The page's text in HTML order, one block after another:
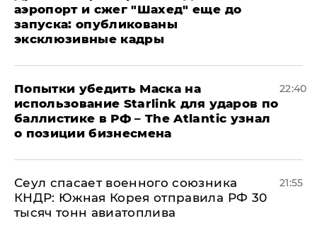
аэропорт и сжег "Шахед" еще до
запуска: опубликованы
эксклюзивные кадры
Попытки убедить Маска на
использование Starlink для ударов по
баллистике в РФ – The Atlantic узнал
о позиции бизнесмена
22:40
​Сеул спасает военного союзника
КНДР: Южная Корея отправила РФ 30
тысяч тонн авиатоплива
21:55